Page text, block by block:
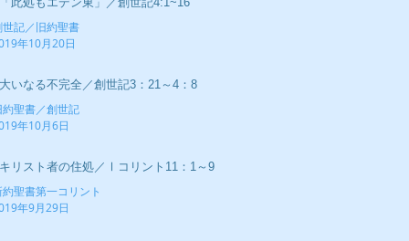
世記／旧約聖書
年10月20日
いなる不完全／創世記3：21～4：8
約聖書／創世記
年10月6日
リスト者の住処／Ⅰコリント11：1～9
約聖書第一コリント
年9月29日